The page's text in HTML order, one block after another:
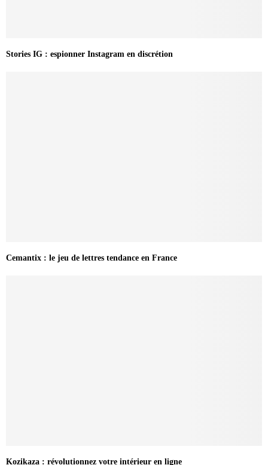
Stories IG : espionner Instagram en discrétion
Cemantix : le jeu de lettres tendance en France
Kozikaza : révolutionnez votre intérieur en ligne